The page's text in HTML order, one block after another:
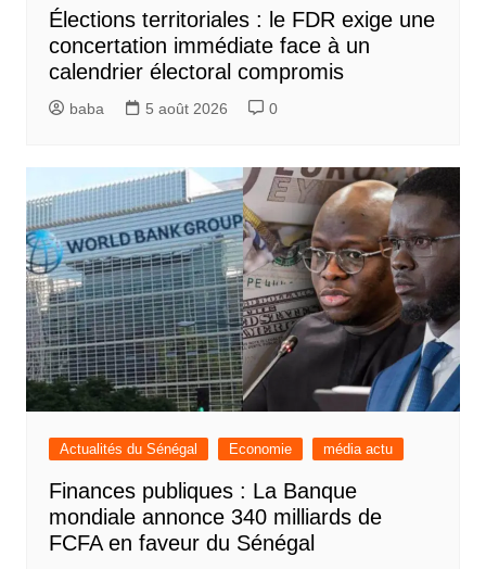
Élections territoriales : le FDR exige une
concertation immédiate face à un
calendrier électoral compromis
baba 5 août 2026 0
Actualités du Sénégal Economie média actu
Finances publiques : La Banque
mondiale annonce 340 milliards de
FCFA en faveur du Sénégal